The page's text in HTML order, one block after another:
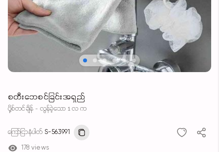
စတီးဘေစင်ခြင်းအရှည်
ပို့စ်တင်ချိန် - လွန်ခဲ့သော 1 လ က
ကြော်ငြာနံပါတ် S-563991
178 views